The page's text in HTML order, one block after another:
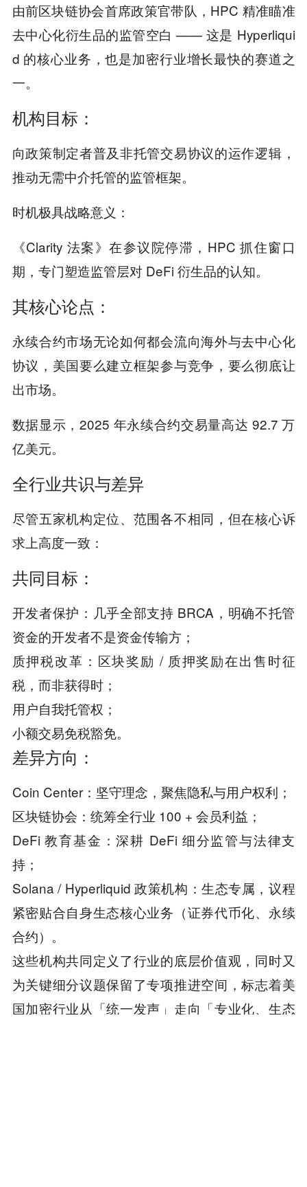
由前区块链协会首席政策官带队，HPC 精准瞄准
去中心化衍生品的监管空白 —— 这是 Hyperliqui
d 的核心业务，也是加密行业增长最快的赛道之
一。
机构目标：
向政策制定者普及非托管交易协议的运作逻辑，
推动无需中介托管的监管框架。
时机极具战略意义：
《Clarity 法案》在参议院停滞，HPC 抓住窗口
期，专门塑造监管层对 DeFi 衍生品的认知。
其核心论点：
永续合约市场无论如何都会流向海外与去中心化
协议，美国要么建立框架参与竞争，要么彻底让
出市场。
数据显示，2025 年永续合约交易量高达 92.7 万
亿美元。
全行业共识与差异
尽管五家机构定位、范围各不相同，但在核心诉
求上高度一致：
共同目标：
开发者保护：几乎全部支持 BRCA，明确不托管
资金的开发者不是资金传输方；
质押税改革：区块奖励 / 质押奖励在出售时征
税，而非获得时；
用户自我托管权；
小额交易免税豁免。
差异方向：
Coin Center：坚守理念，聚焦隐私与用户权利；
区块链协会：统筹全行业 100 + 会员利益；
DeFi 教育基金：深耕 DeFi 细分监管与法律支
持；
Solana / Hyperliquid 政策机构：生态专属，议程
紧密贴合自身生态核心业务（证券代币化、永续
合约）。
这些机构共同定义了行业的底层价值观，同时又
为关键细分议题保留了专项推进空间，标志着美
国加密行业从「统一发声」走向「专业化、生态